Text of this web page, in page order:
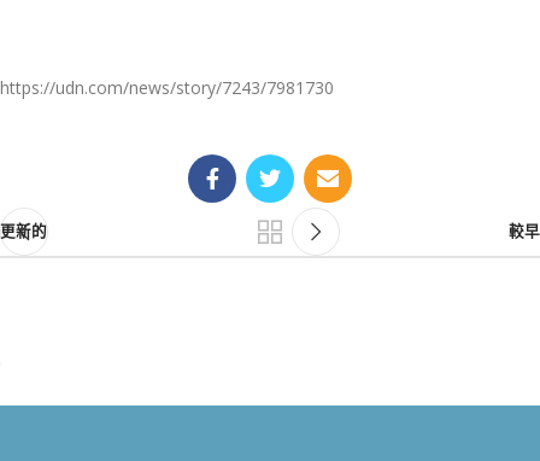
https://udn.com/news/story/7243/7981730
更新的 較早